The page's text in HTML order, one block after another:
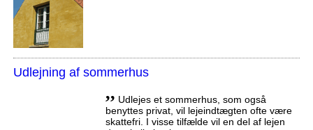
Udlejning af sommerhus
,, Udlejes et sommerhus, som også
benyttes privat, vil lejeindtægten ofte være
skattefri. I visse tilfælde vil en del af lejen